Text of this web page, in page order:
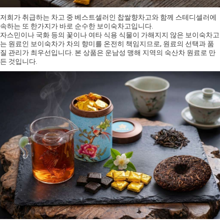
저희가 취급하는 차고 중 베스트셀러인 찹쌀향차고와 함께 스테디셀러에
속하는 또 한가지가 바로 순수한 보이숙차고입니다.
자스민이나 국화 등의 꽃이나 여타 식용 식물이 가해지지 않은 보이숙차고
는 원료인 보이숙차가 차의 향미를 온전히 책임지므로, 원료의 선택과 품
질 관리가 최우선입니다. 본 상품은 운남성 맹해 지역의 숙산차 원료로 만
든 것입니다.